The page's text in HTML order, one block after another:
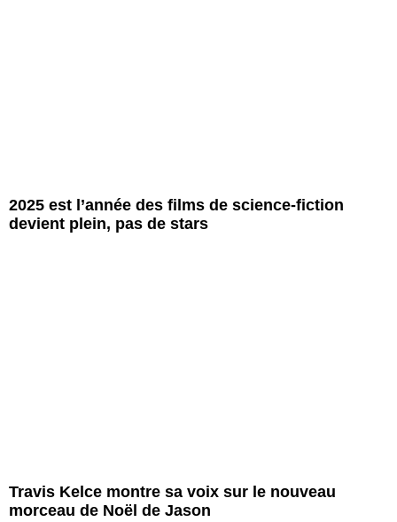
2025 est l’année des films de science-fiction
devient plein, pas de stars
Travis Kelce montre sa voix sur le nouveau
morceau de Noël de Jason